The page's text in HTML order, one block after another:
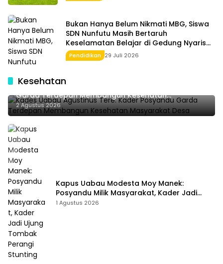
Bukan Hanya Belum Nikmati MBG, Siswa
SDN Nunfutu Masih Bertaruh
Keselamatan Belajar di Gedung Nyaris
Roboh
Pendidikan 29 Juli 2026
Kesehatan
Kades Uabau Agustinus Tere: Kader Posyandu
Garda Terdepan Membangun Kesehatan
Masyarakat Desa
2 Agustus 2026
Kapus Uabau Modesta Moy Manek:
Posyandu Milik Masyarakat, Kader Jadi
Ujung Tombak Perangi Stunting
1 Agustus 2026